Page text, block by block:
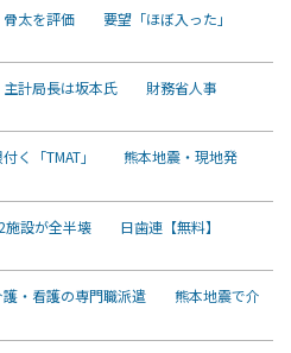
骨太を評価 要望「ほぼ入った」
主計局長は坂本氏 財務省人事
付く「TMAT」 熊本地震・現地発
施設が全半壊 日歯連【無料】
護・看護の専門職派遣 熊本地震で介